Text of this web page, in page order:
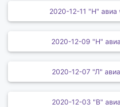
2020-12-11 "Н" авиа
2020-12-09 "Н"
2020-12-07 "Л" авиа
2020-12-03 "В"